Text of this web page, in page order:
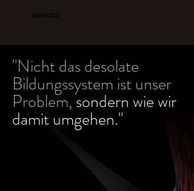
GENIOUZ
"Nicht das desolate
Bildungssystem ist unser
Problem,sondern wie wir
damit umgehen."